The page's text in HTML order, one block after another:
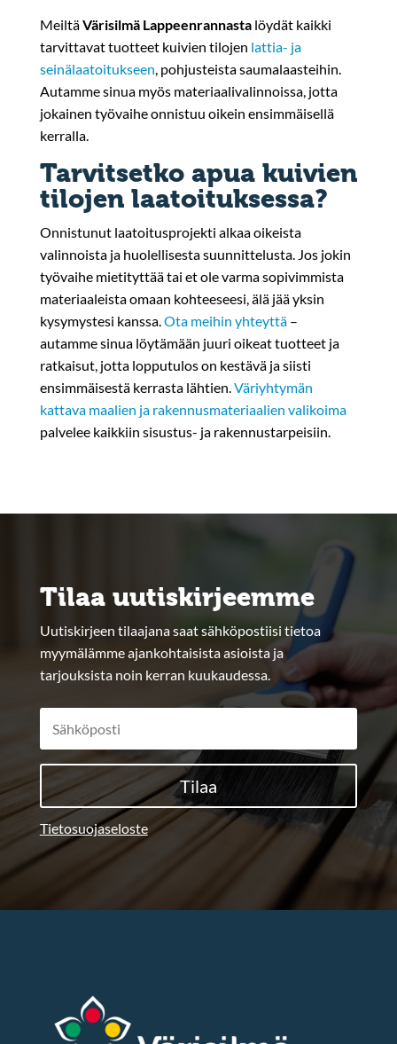
MeiltäVärisilmä Lappeenrannastalöydät kaikki
tarvittavat tuotteet kuivien tilojen lattia- ja
seinälaatoitukseen , pohjusteista saumalaasteihin.
Autamme sinua myös materiaalivalinnoissa, jotta
jokainen työvaihe onnistuu oikein ensimmäisellä
kerralla.
Tarvitsetko apua kuivien
tilojen laatoituksessa?
Onnistunut laatoitusprojekti alkaa oikeista
valinnoista ja huolellisesta suunnittelusta. Jos jokin
työvaihe mietityttää tai et ole varma sopivimmista
materiaaleista omaan kohteeseesi, älä jää yksin
kysymystesi kanssa. Ota meihin yhteyttä–
autamme sinua löytämään juuri oikeat tuotteet ja
ratkaisut, jotta lopputulos on kestävä ja siisti
ensimmäisestä kerrasta lähtien. Väriyhtymän
kattava maalien ja rakennusmateriaalien valikoima
palvelee kaikkiin sisustus- ja rakennustarpeisiin.
Tilaa uutiskirjeemme
Uutiskirjeen tilaajana saat sähköpostiisi tietoa
myymälämme ajankohtaisista asioista ja
tarjouksista noin kerran kuukaudessa.
Tilaa
Tietosuojaseloste